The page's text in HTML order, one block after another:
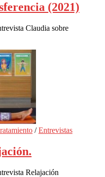
(2021)
Claudia sobre
/Entrevistas
Relajación